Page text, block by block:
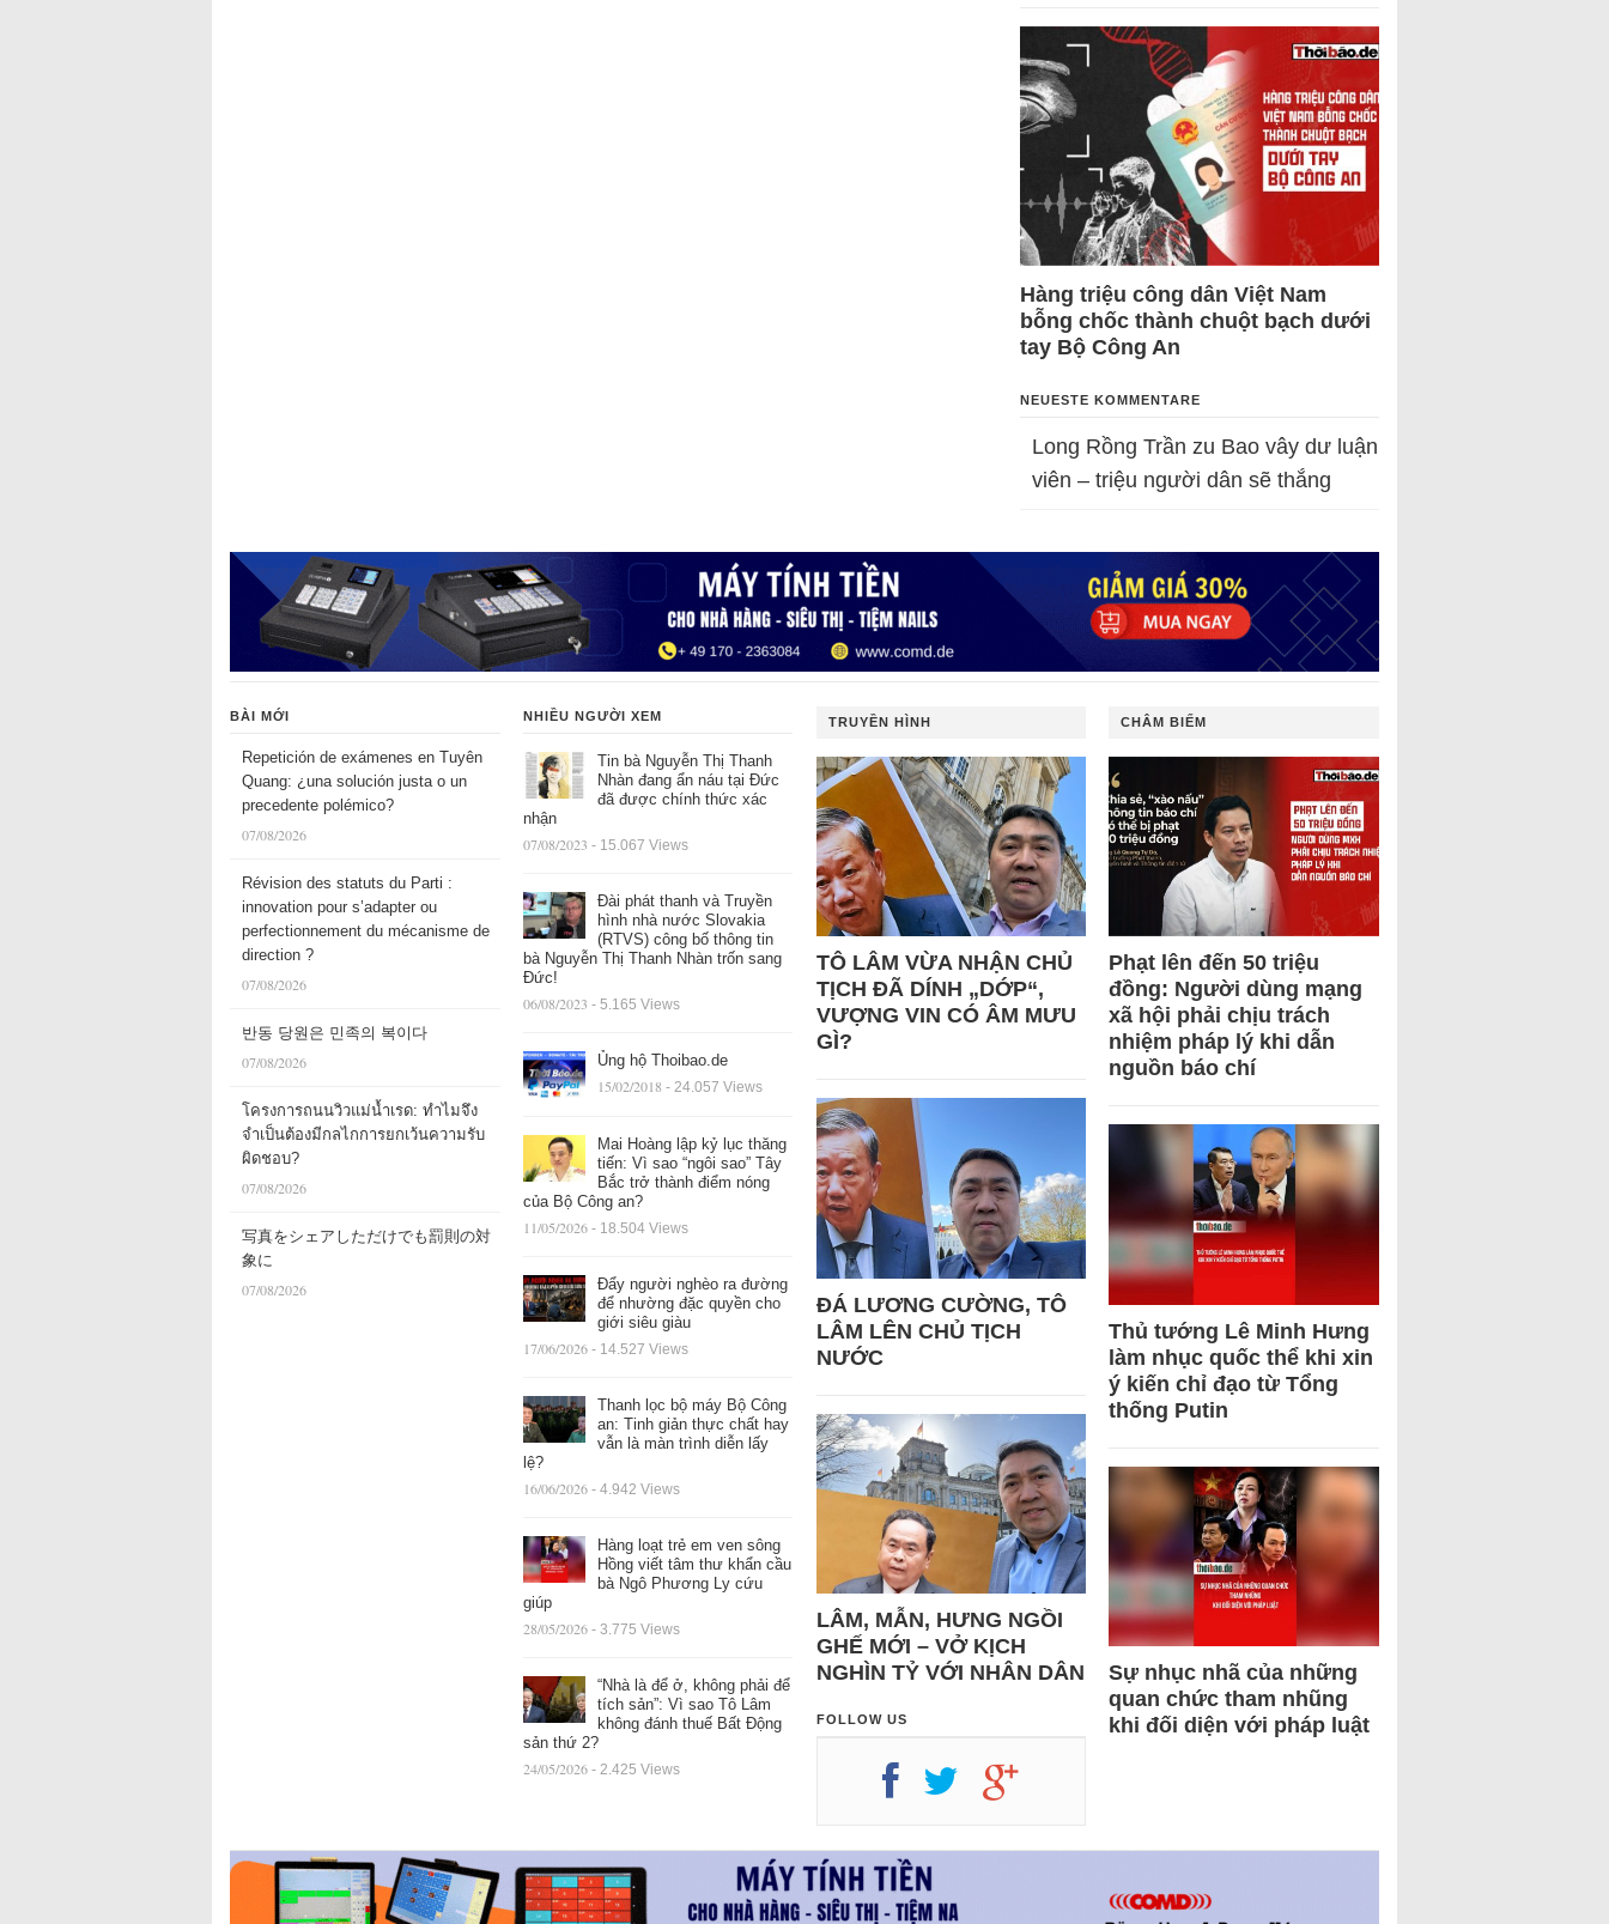
Hàng triệu công dân Việt Nam
bỗng chốc thành chuột bạch dưới
tay Bộ Công An
NEUESTE KOMMENTARE
Long Rồng Trần zu Bao vây dư luận
viên – triệu người dân sẽ thắng
BÀI MỚI
Repetición de exámenes en Tuyên
Quang: ¿una solución justa o un
precedente polémico?
07/08/2026
Révision des statuts du Parti :
innovation pour s’adapter ou
perfectionnement du mécanisme de
direction ?
07/08/2026
반동 당원은 민족의 복이다
07/08/2026
โครงการถนนวิวแม่น้ำเรด: ทำไมจึง
จำเป็นต้องมีกลไกการยกเว้นความรับ
ผิดชอบ?
07/08/2026
写真をシェアしただけでも罰則の対
象に
07/08/2026
NHIỀU NGƯỜI XEM
Tin bà Nguyễn Thị Thanh
Nhàn đang ẩn náu tại Đức
đã được chính thức xác
nhận
07/08/2023 - 15.067 Views
Đài phát thanh và Truyền
hình nhà nước Slovakia
(RTVS) công bố thông tin
bà Nguyễn Thị Thanh Nhàn trốn sang
Đức!
06/08/2023 - 5.165 Views
Ủng hộ Thoibao.de
15/02/2018 - 24.057 Views
Mai Hoàng lập kỷ lục thăng
tiến: Vì sao “ngôi sao” Tây
Bắc trở thành điểm nóng
của Bộ Công an?
11/05/2026 - 18.504 Views
Đẩy người nghèo ra đường
để nhường đặc quyền cho
giới siêu giàu
17/06/2026 - 14.527 Views
Thanh lọc bộ máy Bộ Công
an: Tinh giản thực chất hay
vẫn là màn trình diễn lấy
lệ?
16/06/2026 - 4.942 Views
Hàng loạt trẻ em ven sông
Hồng viết tâm thư khẩn cầu
bà Ngô Phương Ly cứu
giúp
28/05/2026 - 3.775 Views
“Nhà là để ở, không phải để
tích sản”: Vì sao Tô Lâm
không đánh thuế Bất Động
sản thứ 2?
24/05/2026 - 2.425 Views
TRUYỀN HÌNH
TÔ LÂM VỪA NHẬN CHỦ
TỊCH ĐÃ DÍNH „DỚP“,
VƯỢNG VIN CÓ ÂM MƯU
GÌ?
ĐÁ LƯƠNG CƯỜNG, TÔ
LÂM LÊN CHỦ TỊCH
NƯỚC
LÂM, MẪN, HƯNG NGỒI
GHẾ MỚI – VỞ KỊCH
NGHÌN TỶ VỚI NHÂN DÂN
FOLLOW US
CHÂM BIẾM
Phạt lên đến 50 triệu
đồng: Người dùng mạng
xã hội phải chịu trách
nhiệm pháp lý khi dẫn
nguồn báo chí
Thủ tướng Lê Minh Hưng
làm nhục quốc thể khi xin
ý kiến chỉ đạo từ Tổng
thống Putin
Sự nhục nhã của những
quan chức tham nhũng
khi đối diện với pháp luật